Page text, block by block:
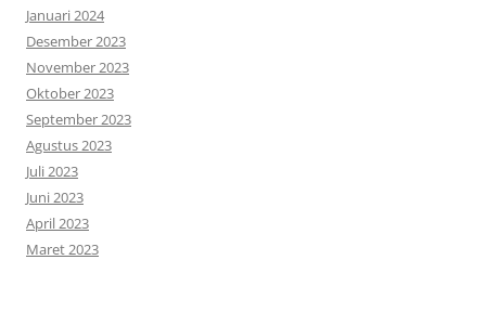
Januari 2024
Desember 2023
November 2023
Oktober 2023
September 2023
Agustus 2023
Juli 2023
Juni 2023
April 2023
Maret 2023